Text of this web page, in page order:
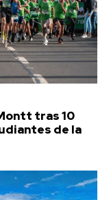
tras 10
de la